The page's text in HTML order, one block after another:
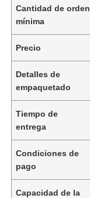
Cantidad de orden
mínima
Precio
Detalles de
empaquetado
Tiempo de
entrega
Condiciones de
pago
Capacidad de la